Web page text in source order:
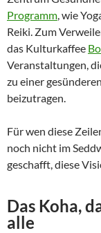
Programm , wie
Reiki. Zum
das Kulturkaffee
Veranstaltungen,
zu einer
beizutragen.
Für wen diese
noch nicht im
geschafft, diese
Das Koha,
alle